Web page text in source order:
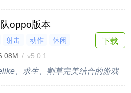
oppo版本
射击 动作
休闲
/ v5.0.1
、求生、割草完美结合的游戏
下载